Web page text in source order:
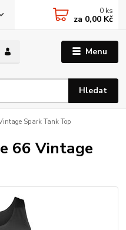
Menu
Hledat
0 ks
za 0,00 Kč
Spark Tank Top
66 Vintage